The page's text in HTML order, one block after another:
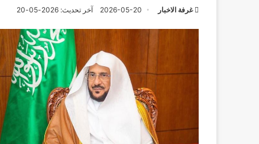
غرفة الاخبار 2026-05-20 آخر تحديث: 2026-05-20